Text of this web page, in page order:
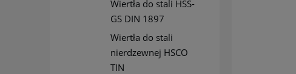
Wiertła do stali HSS-
GS DIN 1897
Wiertła do stali
nierdzewnej HSCO
TIN